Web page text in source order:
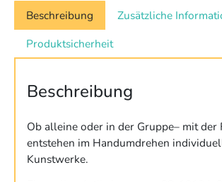
Beschreibung
Produktsicherheit
Beschreibung
Ob alleine oder in der Gruppe– mit der
entstehen im Handumdrehen
Kunstwerke.